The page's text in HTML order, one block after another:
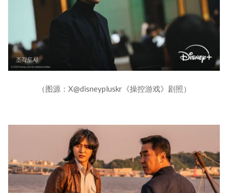
（图源：X@disneypluskr《操控游戏》剧照）